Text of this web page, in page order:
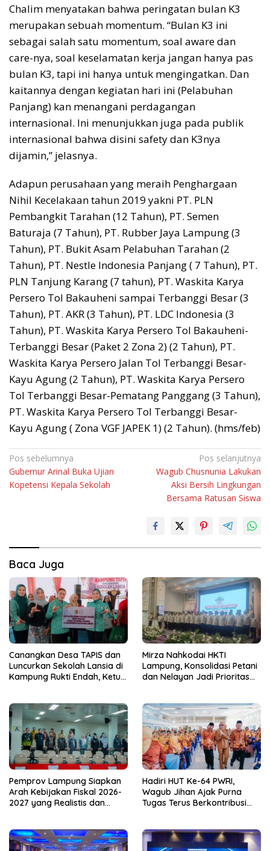
Chalim menyatakan bahwa peringatan bulan K3
merupakan sebuah momentum. “Bulan K3 ini
sebagai salah satu momentum, soal aware dan
care-nya, soal keselamatan kerja jangan hanya pas
bulan K3, tapi ini hanya untuk mengingatkan. Dan
kaitannya dengan kegiatan hari ini (Pelabuhan
Panjang) kan menangani perdagangan
internasional. Ini menunjukkan juga pada publik
internasional bahwa disini safety dan K3nya
dijamin,” jelasnya.
Adapun perusahaan yang meraih Penghargaan
Nihil Kecelakaan tahun 2019 yakni PT. PLN
Pembangkit Tarahan (12 Tahun), PT. Semen
Baturaja (7 Tahun), PT. Rubber Jaya Lampung (3
Tahun), PT. Bukit Asam Pelabuhan Tarahan (2
Tahun), PT. Nestle Indonesia Panjang ( 7 Tahun), PT.
PLN Tanjung Karang (7 tahun), PT. Waskita Karya
Persero Tol Bakauheni sampai Terbanggi Besar (3
Tahun), PT. AKR (3 Tahun), PT. LDC Indonesia (3
Tahun), PT. Waskita Karya Persero Tol Bakauheni-
Terbanggi Besar (Paket 2 Zona 2) (2 Tahun), PT.
Waskita Karya Persero Jalan Tol Terbanggi Besar-
Kayu Agung (2 Tahun), PT. Waskita Karya Persero
Tol Terbanggi Besar-Pematang Panggang (3 Tahun),
PT. Waskita Karya Persero Tol Terbanggi Besar-
Kayu Agung ( Zona VGF JAPEK 1) (2 Tahun). (hms/feb)
Navigasi
pos
Pos sebelumnya
Gubernur Arinal Buka Ujian
Kopetensi Kepala Sekolah
Pos selanjutnya
Wagub Chusnunia Lakukan
Aksi Bersih Lingkungan
Bersama Ratusan Siswa
Baca Juga
Canangkan Desa TAPIS dan
Luncurkan Sekolah Lansia di
Kampung Rukti Endah, Ketua
dari Desa
Mirza Nahkodai HKTI
Lampung, Konsolidasi Petani
dan Nelayan Jadi Prioritas
Pemprov Lampung Siapkan
Arah Kebijakan Fiskal 2026-
2027 yang Realistis dan
Hadiri HUT Ke-64 PWRI,
Wagub Jihan Ajak Purna
Tugas Terus Berkontribusi